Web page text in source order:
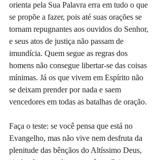
orienta pela Sua Palavra erra em tudo o que
se propõe a fazer, pois até suas orações se
tornam repugnantes aos ouvidos do Senhor,
e seus atos de justiça não passam de
imundícia. Quem segue as regras dos
homens não consegue libertar-se das coisas
mínimas. Já os que vivem em Espírito não
se deixam prender por nada e saem
vencedores em todas as batalhas de oração.
Faça o teste: se você pensa que está no
Evangelho, mas não vive nem desfruta da
plenitude das bênçãos do Altíssimo Deus,